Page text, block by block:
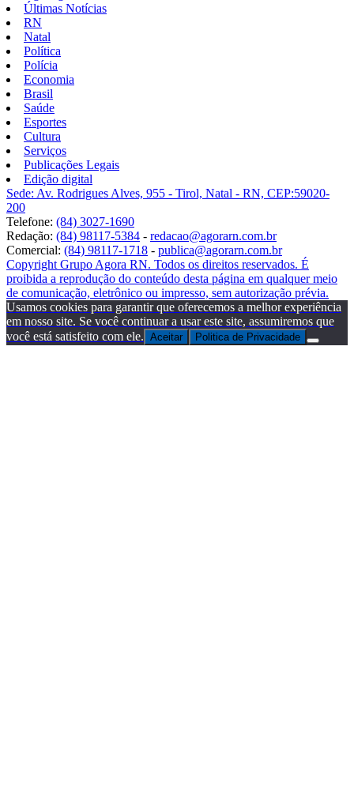
Últimas Notícias
RN
Natal
Política
Polícia
Economia
Brasil
Saúde
Esportes
Cultura
Serviços
Publicações Legais
Edição digital
Sede: Av. Rodrigues Alves, 955 - Tirol, Natal - RN, CEP:59020-
200
Telefone: (84) 3027-1690
Redação: (84) 98117-5384 - redacao@agorarn.com.br
Comercial: (84) 98117-1718 - publica@agorarn.com.br
Copyright Grupo Agora RN. Todos os direitos reservados. É
proibida a reprodução do conteúdo desta página em qualquer meio
de comunicação, eletrônico ou impresso, sem autorização prévia.
Usamos cookies para garantir que oferecemos a melhor experiência
em nosso site. Se você continuar a usar este site, assumiremos que
você está satisfeito com ele. Aceitar Politica de Privacidade